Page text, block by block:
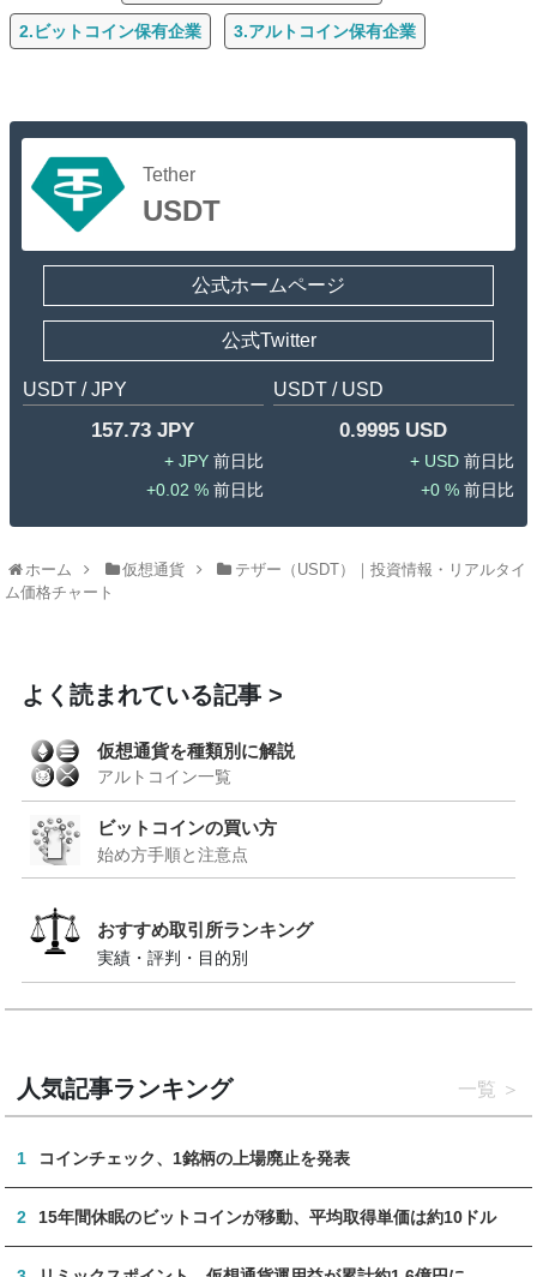
2.ビットコイン保有企業 3.アルトコイン保有企業
Tether
USDT
公式ホームページ
公式Twitter
USDT / JPY
157.73 JPY
JPY
0.02 %
USDT / USD
0.9995 USD
USD
0 %
ホーム 仮想通貨
テザー（USDT）｜投資情報・リアルタイ
ム価格チャート
よく読まれている記事
仮想通貨を種類別に解説
アルトコイン一覧
ビットコインの買い方
始め方手順と注意点
おすすめ取引所ランキング
実績・評判・目的別
人気記事ランキング 一覧
1 コインチェック、1銘柄の上場廃止を発表
2 15年間休眠のビットコインが移動、平均取得単価は約10ドル